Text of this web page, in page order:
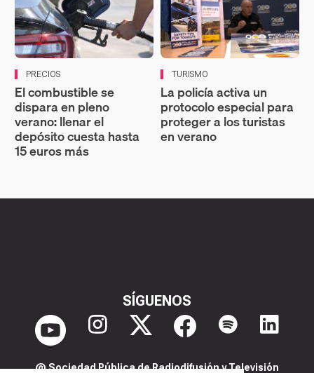
PRECIOS
El combustible se
dispara en pleno
verano: llenar el
depósito cuesta hasta
15 euros más
TURISMO
La policía activa un
protocolo especial para
proteger a los turistas
en verano
SÍGUENOS
@ Sociedad Pública de Radiodifusión y Televisión